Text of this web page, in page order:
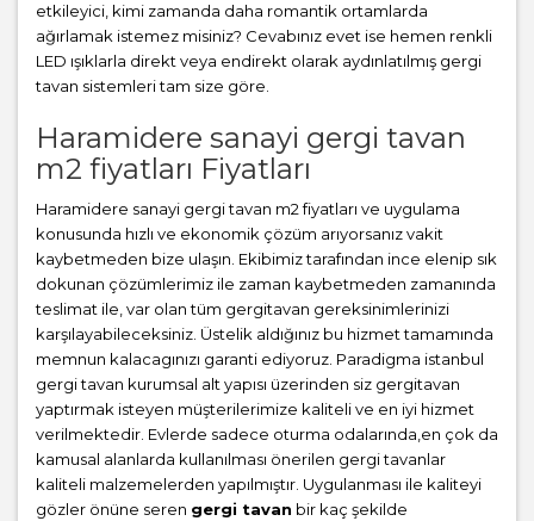
etkileyici, kimi zamanda daha romantik ortamlarda
ağırlamak istemez misiniz? Cevabınız evet ise hemen renkli
LED ışıklarla direkt veya endirekt olarak aydınlatılmış gergi
tavan sistemleri tam size göre.
Haramidere sanayi gergi tavan
m2 fiyatları Fiyatları
Haramidere sanayi gergi tavan m2 fiyatları ve uygulama
konusunda hızlı ve ekonomik çözüm arıyorsanız vakit
kaybetmeden bize ulaşın. Ekibimiz tarafından ince elenip sık
dokunan çözümlerimiz ile zaman kaybetmeden zamanında
teslimat ile, var olan tüm gergitavan gereksinimlerinizi
karşılayabileceksiniz. Üstelik aldığınız bu hizmet tamamında
memnun kalacagınızı garanti ediyoruz. Paradigma istanbul
gergi tavan kurumsal alt yapısı üzerinden siz gergitavan
yaptırmak isteyen müşterilerimize kaliteli ve en iyi hizmet
verilmektedir. Evlerde sadece oturma odalarında,en çok da
kamusal alanlarda kullanılması önerilen gergi tavanlar
kaliteli malzemelerden yapılmıştır. Uygulanması ile kaliteyi
gözler önüne seren gergi tavan bir kaç şekilde